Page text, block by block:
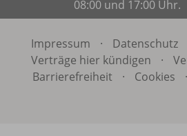
08:00 und 17:00 Uhr.
Impressum · Datenschutz
Verträge hier kündigen
·
Barrierefreiheit
· Cookies ·